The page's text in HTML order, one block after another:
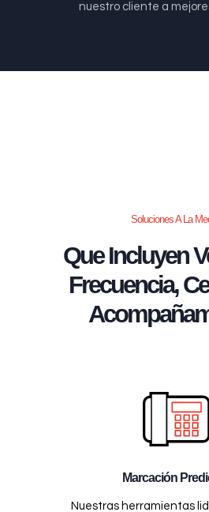
nuestro cliente a
Soluciones A La
Que Incluyen
Frecuencia,
Marcación
Nuestras herramientas